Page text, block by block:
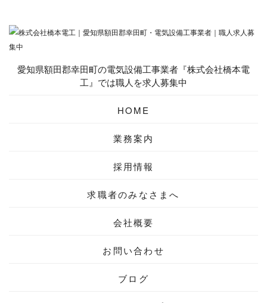
愛知県額田郡幸田町の電気設備工事業者『株式会社橋本電
工』では職人を求人募集中
HOME
業務案内
採用情報
求職者のみなさまへ
会社概要
お問い合わせ
ブログ